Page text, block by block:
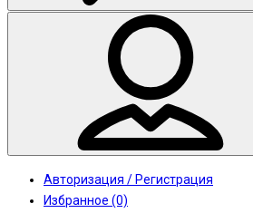
Авторизация / Регистрация
Избранное (0)